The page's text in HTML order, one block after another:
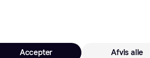
Afvis alle
Accepter